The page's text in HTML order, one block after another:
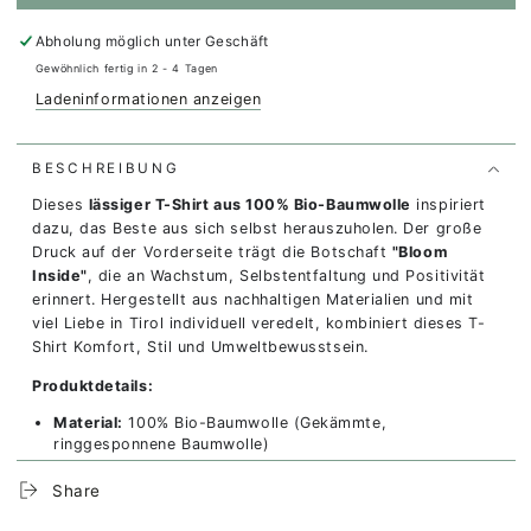
Tee
Bloom
inside
Abholung möglich unter Geschäft
Gewöhnlich fertig in 2 - 4 Tagen
Ladeninformationen anzeigen
BESCHREIBUNG
Dieses lässiger T-Shirt aus 100% Bio-Baumwolle inspiriert
dazu, das Beste aus sich selbst herauszuholen. Der große
Druck auf der Vorderseite trägt die Botschaft "Bloom
Inside", die an Wachstum, Selbstentfaltung und Positivität
erinnert. Hergestellt aus nachhaltigen Materialien und mit
viel Liebe in Tirol individuell veredelt, kombiniert dieses T-
Shirt Komfort, Stil und Umweltbewusstsein.
Produktdetails:
Material: 100% Bio-Baumwolle (Gekämmte,
ringgesponnene Baumwolle)
Druck:
Share